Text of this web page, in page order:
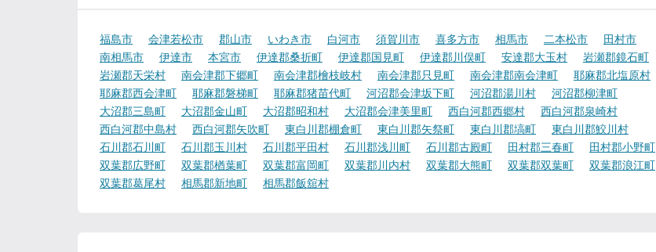
福島市 会津若松市 郡山市 いわき市 白河市 須賀川市 喜多方市 相馬市 二本松市
田村市
南相馬市
伊達市 本宮市 伊達郡桑折町 伊達郡国見町 伊達郡川俣町 安達郡大玉村
岩瀬郡鏡石町
岩瀬郡天栄村
南会津郡下郷町 南会津郡檜枝岐村 南会津郡只見町 南会津郡南会津町
耶麻郡北塩原村
耶麻郡西会津町
耶麻郡磐梯町 耶麻郡猪苗代町 河沼郡会津坂下町 河沼郡湯川村
河沼郡柳津町
大沼郡三島町
大沼郡金山町 大沼郡昭和村 大沼郡会津美里町 西白河郡西郷村
西白河郡泉崎村
西白河郡中島村
西白河郡矢吹町 東白川郡棚倉町 東白川郡矢祭町 東白川郡塙町
東白川郡鮫川村
石川郡石川町
石川郡玉川村 石川郡平田村 石川郡浅川町 石川郡古殿町 田村郡三春町
田村郡小野町
双葉郡広野町
双葉郡楢葉町 双葉郡富岡町 双葉郡川内村 双葉郡大熊町 双葉郡双葉町
双葉郡浪江町
双葉郡葛尾村
相馬郡新地町 相馬郡飯舘村